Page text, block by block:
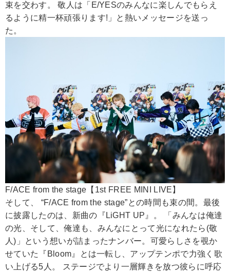
束を交わす。 敬人は「E/YESのみんなに楽しんでもらえ
るように精一杯頑張ります!」と熱いメッセージを送っ
た。
F/ACE from the stage【1st FREE MINI LIVE】
そして、 “F/ACE from the stage”との時間も束の間。最後
に披露したのは、新曲の『LiGHT UP』。 「みんなは俺達
の光、そして、俺達も、みんなにとって光になれたら(敬
人)」という想いが詰まったナンバー。可愛らしさを覗か
せていた『Bloom』とは一転し、アップテンポで力強く歌
い上げる5人。 ステージでより一層輝きを放つ彼らに呼応